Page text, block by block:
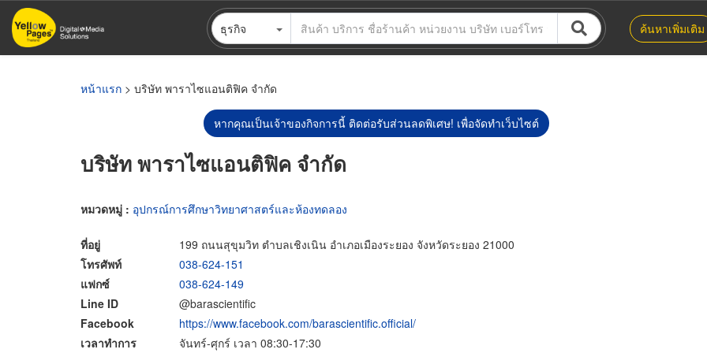
ข้าม
ไป
ธุรกิจ ค้นหาเพิ่มเติม
หน้าแรก > บริษัท พาราไซแอนติฟิค จำกัด
หากคุณเป็นเจ้าของกิจการนี้ ติดต่อรับส่วนลดพิเศษ! เพื่อจัดทำเว็บไซต์
บริษัท พาราไซแอนติฟิค จำกัด
หมวดหมู่ : อุปกรณ์การศึกษาวิทยาศาสตร์และห้องทดลอง
ที่อยู่
199 ถนนสุขุมวิท ตำบลเชิงเนิน อำเภอเมืองระยอง จังหวัดระยอง 21000
โทรศัพท์
038-624-151
แฟกซ์
038-624-149
Line ID
@barascientific
Facebook
https://www.facebook.com/barascientific.official/
เวลาทำการ
จันทร์-ศุกร์ เวลา 08:30-17:30